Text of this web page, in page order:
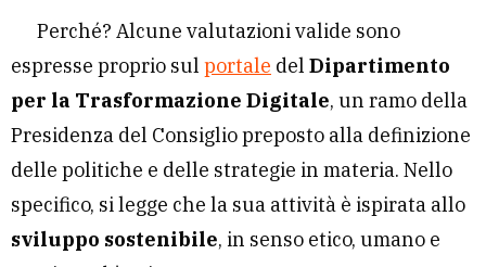
Perché? Alcune valutazioni valide sono
espresse proprio sul portale del Dipartimento
per la Trasformazione Digitale, un ramo della
Presidenza del Consiglio preposto alla definizione
delle politiche e delle strategie in materia. Nello
specifico, si legge che la sua attività è ispirata allo
sviluppo sostenibile, in senso etico, umano e